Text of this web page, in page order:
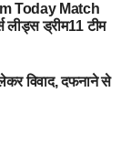
Today Match
लीड्स ड्रीम11 टीम
विवाद, दफनाने से